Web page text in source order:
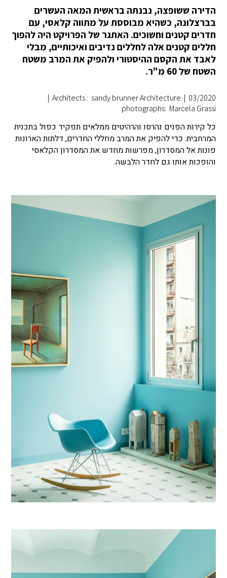
הדירה ששופצה, נבנתה בראשית המאה העשרים
בברצלונה, כשהיא מבוססת על מתווה קלאסי, עם
חדרים קטנים וחשוכים. האתגר של הפרויקט היה להפוך
חללים קטנים אלה לחללים נדיבים ואיכותיים, מבלי
לאבד את הקסם ההיסטורי ולהפיק את המרב משטח
השטח של 60 מ"ר.
03/2020
|
Architects : sandy brunner Architecture
|
photographs: Marcela Grassi
כל קירות הפנים נהרסו והרהיטים ממלאים תפקיד כפול בתכנית
המרחבית. כדי להפיק את המרב מחללי החדרים, דלתות הארונות
פונות אל המסדרון, מפרשות מחדש את המסדרון הקלאסי
והופכות אותו גם לחדר הלבשה.